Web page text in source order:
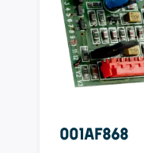
001AF868